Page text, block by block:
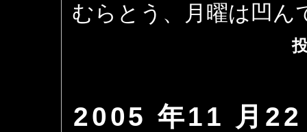
むらとう、月曜は凹ん
2005 年11 月